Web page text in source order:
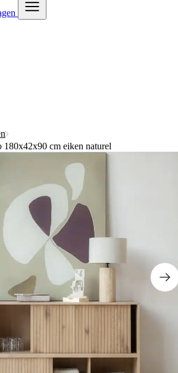
180x42x90 cm eiken naturel